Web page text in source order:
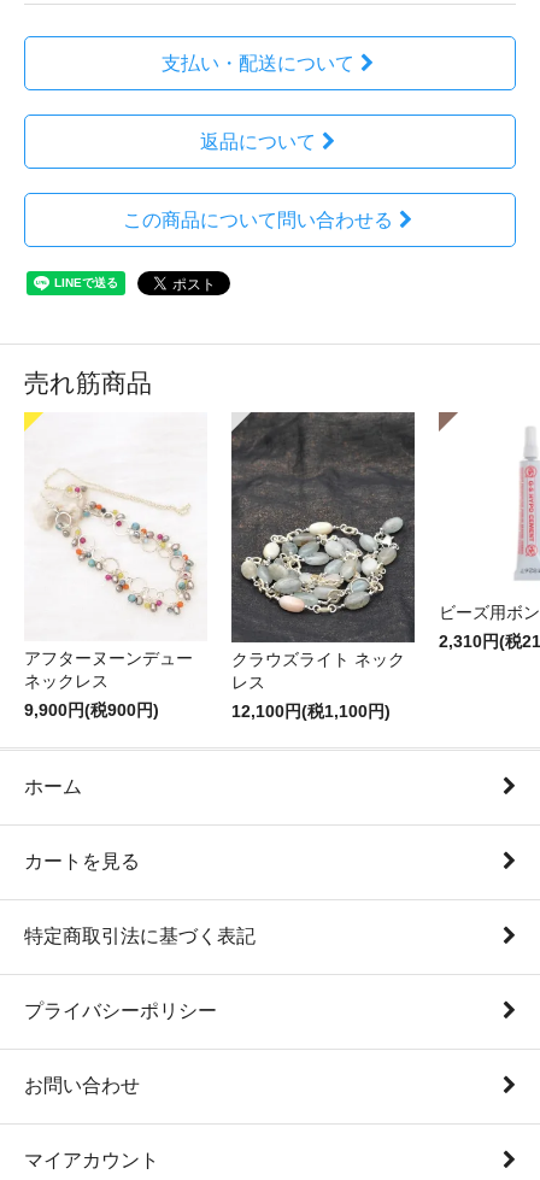
支払い・配送について
返品について
この商品について問い合わせる
売れ筋商品
アフターヌーンデュー
ネックレス
9,900円(税900円)
クラウズライト ネック
レス
12,100円(税1,100円)
ビーズ用ボ
2,310円(税
ホーム
カートを見る
特定商取引法に基づく表記
プライバシーポリシー
お問い合わせ
マイアカウント